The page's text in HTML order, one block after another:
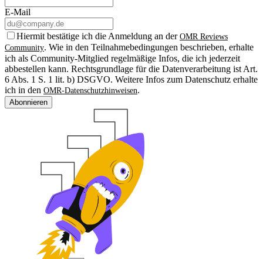
E-Mail
Hiermit bestätige ich die Anmeldung an der OMR Reviews
Community. Wie in den Teilnahmebedingungen beschrieben, erhalte
ich als Community-Mitglied regelmäßige Infos, die ich jederzeit
abbestellen kann. Rechtsgrundlage für die Datenverarbeitung ist Art.
6 Abs. 1 S. 1 lit. b) DSGVO. Weitere Infos zum Datenschutz erhalte
ich in den OMR-Datenschutzhinweisen.
Abonnieren